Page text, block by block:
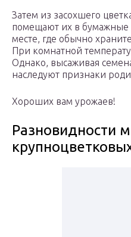
Затем из засохшего
помещают их в бумажные
месте, где обычно
При комнатной
Однако, высаживая
наследуют признаки
Хороших вам урожаев!
Разновидности